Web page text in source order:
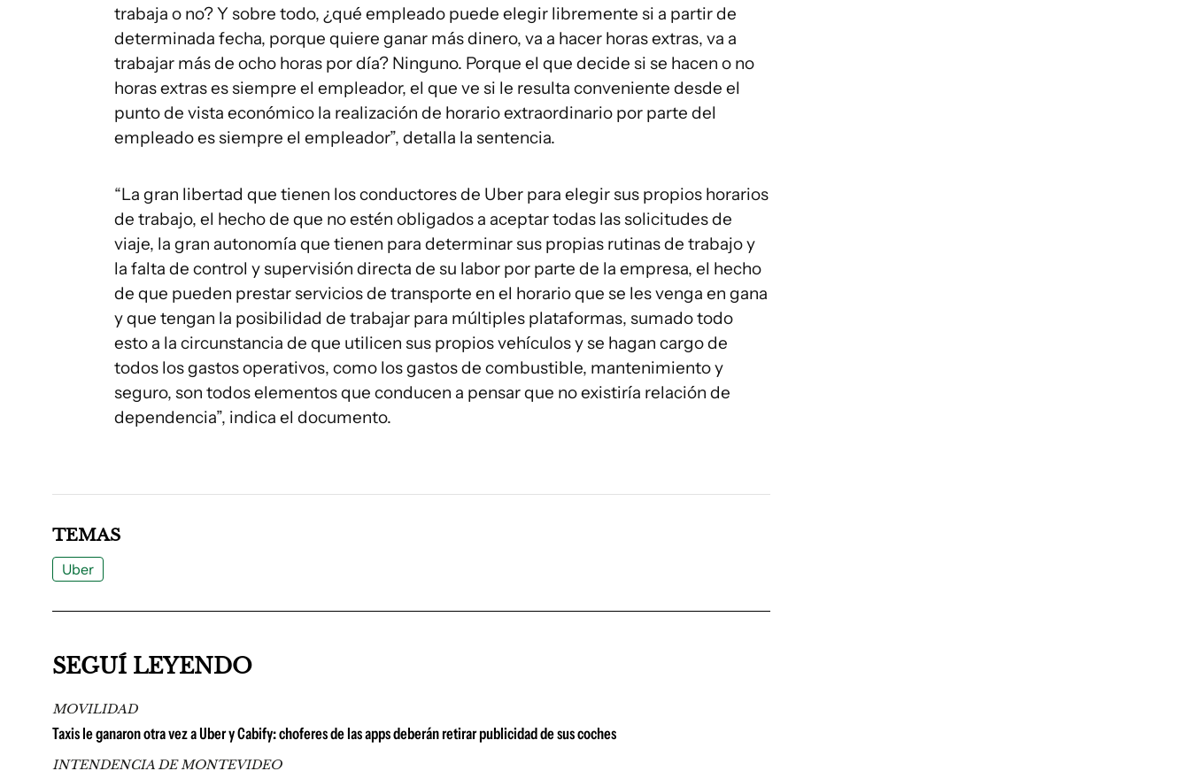
trabaja o no? Y sobre todo, ¿qué empleado puede elegir libremente si a partir de
determinada fecha, porque quiere ganar más dinero, va a hacer horas extras, va a
trabajar más de ocho horas por día? Ninguno. Porque el que decide si se hacen o no
horas extras es siempre el empleador, el que ve si le resulta conveniente desde el
punto de vista económico la realización de horario extraordinario por parte del
empleado es siempre el empleador”, detalla la sentencia.
“La gran libertad que tienen los conductores de Uber para elegir sus propios horarios
de trabajo, el hecho de que no estén obligados a aceptar todas las solicitudes de
viaje, la gran autonomía que tienen para determinar sus propias rutinas de trabajo y
la falta de control y supervisión directa de su labor por parte de la empresa, el hecho
de que pueden prestar servicios de transporte en el horario que se les venga en gana
y que tengan la posibilidad de trabajar para múltiples plataformas, sumado todo
esto a la circunstancia de que utilicen sus propios vehículos y se hagan cargo de
todos los gastos operativos, como los gastos de combustible, mantenimiento y
seguro, son todos elementos que conducen a pensar que no existiría relación de
dependencia”, indica el documento.
TEMAS
Uber
SEGUÍ LEYENDO
MOVILIDAD
Taxis le ganaron otra vez a Uber y Cabify: choferes de las apps deberán retirar publicidad de sus coches
INTENDENCIA DE MONTEVIDEO